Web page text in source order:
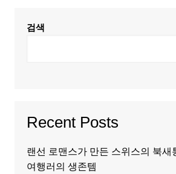
검색
Recent Posts
랜선 로맨스가 만든 스위스의 북새
여행러의 생존템